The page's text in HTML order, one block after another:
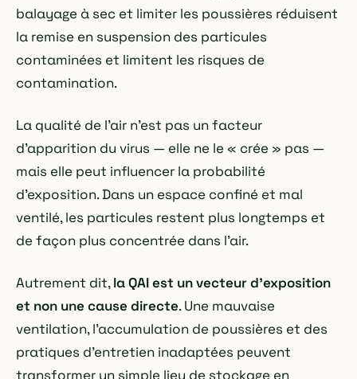
balayage à sec et limiter les poussières réduisent
la remise en suspension des particules
contaminées et limitent les risques de
contamination.
La qualité de l'air n'est pas un facteur
d'apparition du virus — elle ne le « crée » pas —
mais elle peut influencer la probabilité
d'exposition. Dans un espace confiné et mal
ventilé, les particules restent plus longtemps et
de façon plus concentrée dans l'air.
Autrement dit,la QAI est un vecteur d'exposition
et non une cause directe. Une mauvaise
ventilation, l'accumulation de poussières et des
pratiques d'entretien inadaptées peuvent
transformer un simple lieu de stockage en